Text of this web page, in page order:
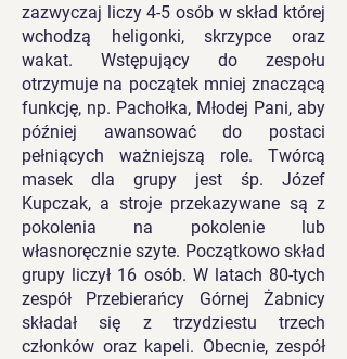
zazwyczaj liczy 4-5 osób w skład której
wchodzą heligonki, skrzypce oraz
wakat. Wstępujący do zespołu
otrzymuje na początek mniej znaczącą
funkcję, np. Pachołka, Młodej Pani, aby
później awansować do postaci
pełniących ważniejszą role. Twórcą
masek dla grupy jest śp. Józef
Kupczak, a stroje przekazywane są z
pokolenia na pokolenie lub
własnoręcznie szyte. Początkowo skład
grupy liczył 16 osób. W latach 80-tych
zespół Przebierańcy Górnej Żabnicy
składał się z trzydziestu trzech
członków oraz kapeli. Obecnie, zespół